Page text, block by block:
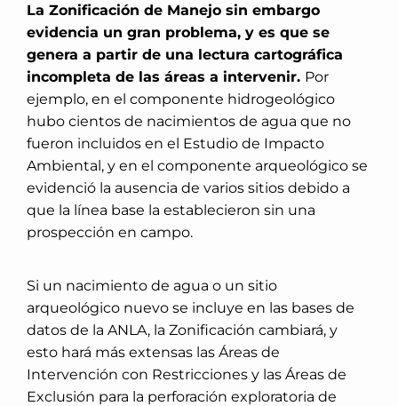
La Zonificación de Manejo sin embargo
evidencia un gran problema, y es que se
genera a partir de una lectura cartográfica
incompleta de las áreas a intervenir. Por
ejemplo, en el componente hidrogeológico
hubo cientos de nacimientos de agua que no
fueron incluidos en el Estudio de Impacto
Ambiental, y en el componente arqueológico se
evidenció la ausencia de varios sitios debido a
que la línea base la establecieron sin una
prospección en campo.
Si un nacimiento de agua o un sitio
arqueológico nuevo se incluye en las bases de
datos de la ANLA, la Zonificación cambiará, y
esto hará más extensas las Áreas de
Intervención con Restricciones y las Áreas de
Exclusión para la perforación exploratoria de